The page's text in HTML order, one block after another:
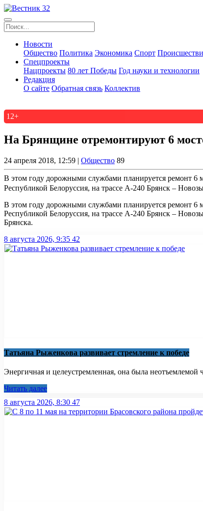
Новости
Общество Политика Экономика Спорт
Спецпроекты
Нацпроекты 80 лет Победы Год науки и технологии
Редакция
О сайте Обратная связь Коллектив
12+
На Брянщине отремонтируют 6
24 апреля 2018, 12:59 | Общество 89
В этом году дорожными службами планируется ремонт 6
Республикой Белоруссия, на трассе А-240 Брянск –
В этом году дорожными службами планируется ремонт 6
Республикой Белоруссия, на трассе А-240 Брянск –
Брянска.
8 августа 2026, 9:35 42
Татьяна Рыженкова развивает стремление к победе
Энергичная и целеустремленная, она была
Читать далее
8 августа 2026, 8:30 47